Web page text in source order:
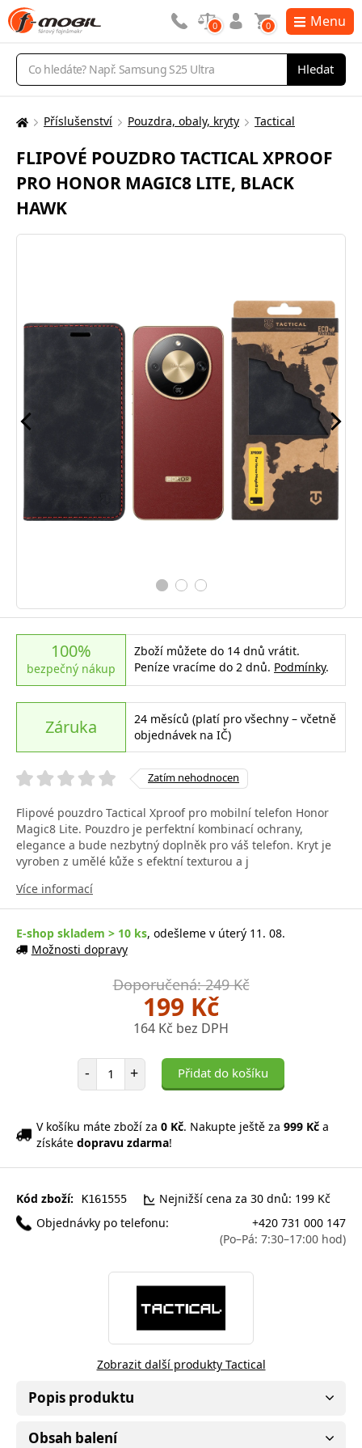
Vyhledávání
Hledat
0 0 Menu
Zde
nacházíte:
Příslušenství Pouzdra, obaly, kryty Tactical
FLIPOVÉ POUZDRO TACTICAL XPROOF
PRO HONOR MAGIC8 LITE, BLACK
HAWK
100%
bezpečný nákup
Zboží můžete do 14 dnů vrátit.
Peníze vracíme do 2 dnů. Podmínky.
Záruka
24 měsíců (platí pro všechny – včetně
objednávek na IČ)
Zatím nehodnocen
Flipové pouzdro Tactical Xproof pro mobilní telefon Honor
Magic8 Lite. Pouzdro je perfektní kombinací ochrany,
elegance a bude nezbytný doplněk pro váš telefon. Kryt je
vyroben z umělé kůže s efektní texturou a j
Více informací
E-shop skladem > 10 ks, odešleme v úterý 11. 08.
Možnosti dopravy
Doporučená: 249 Kč
199 Kč
164 Kč bez DPH
- Počet položek
+ Přidat do košíku
V košíku máte zboží za 0 Kč. Nakupte ještě za 999 Kč a
získáte dopravu zdarma!
Kód zboží: K161555
Nejnižší cena za 30 dnů: 199 Kč
Objednávky po telefonu:
+420 731 000 147
(Po–Pá: 7:30–17:00 hod)
Zobrazit další produkty Tactical
Popis produktu
Obsah balení